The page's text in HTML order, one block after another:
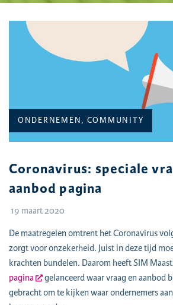
CATEGORIEËN:
ONDERNEMEN, COMMUNITY
Coronavirus: speciale
aanbod pagina
19 maart 2020
De maatregelen omtrent het Coronavirus
zorgt voor onzekerheid. Juist in deze tijd
krachten bundelen. Daarom heeft SIM
pagina
gelanceerd waar vraag en aanbod
gebracht om te kijken waar ondernemers